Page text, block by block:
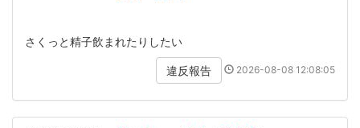
さくっと精子飲まれたりしたい
違反報告 2026-08-08 12:08:05